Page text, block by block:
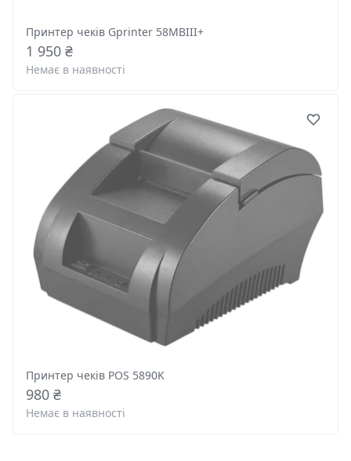
Принтер чеків Gprinter 58MBIII+
1 950 ₴
Немає в наявності
Принтер чеків POS 5890K
980 ₴
Немає в наявності